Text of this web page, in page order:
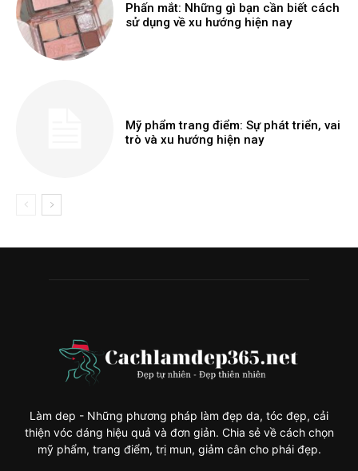
Phấn mắt: Những gì bạn cần biết cách
sử dụng về xu hướng hiện nay
Mỹ phẩm trang điểm: Sự phát triển, vai
trò và xu hướng hiện nay
Làm dep - Những phương pháp làm đẹp da, tóc đẹp, cải
thiện vóc dáng hiệu quả và đơn giản. Chia sẻ về cách chọn
mỹ phẩm, trang điểm, trị mun, giảm cân cho phái đẹp.